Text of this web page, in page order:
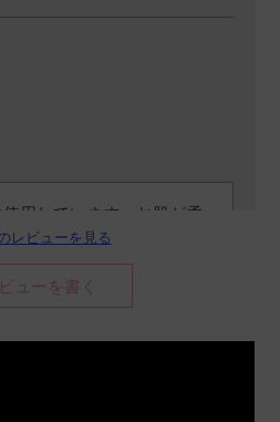
用しています。お肌が柔
します。
レビューを見る
ューを書く